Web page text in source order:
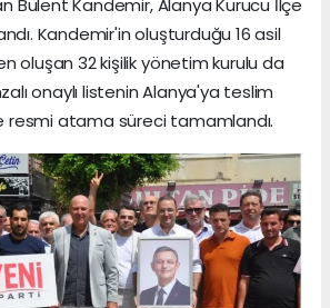
Bülent Kandemir, Alanya Kurucu İlçe
Kandemir'in oluşturduğu 16 asil
oluşan 32 kişilik yönetim kurulu da
onaylı listenin Alanya'ya teslim
resmi atama süreci tamamlandı.